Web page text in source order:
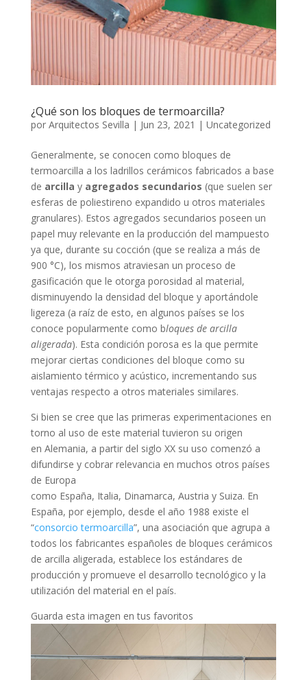
¿Qué son los bloques de termoarcilla?
por Arquitectos Sevilla | Jun 23, 2021 | Uncategorized
Generalmente, se conocen como bloques de
termoarcilla a los ladrillos cerámicos fabricados a base
de arcilla y agregados secundarios (que suelen ser
esferas de poliestireno expandido u otros materiales
granulares). Estos agregados secundarios poseen un
papel muy relevante en la producción del mampuesto
ya que, durante su cocción (que se realiza a más de
900 °C), los mismos atraviesan un proceso de
gasificación que le otorga porosidad al material,
disminuyendo la densidad del bloque y aportándole
ligereza (a raíz de esto, en algunos países se los
conoce popularmente como bloques de arcilla
aligerada). Esta condición porosa es la que permite
mejorar ciertas condiciones del bloque como su
aislamiento térmico y acústico, incrementando sus
ventajas respecto a otros materiales similares.
Si bien se cree que las primeras experimentaciones en
torno al uso de este material tuvieron su origen
en Alemania, a partir del siglo XX su uso comenzó a
difundirse y cobrar relevancia en muchos otros países
de Europa
como España, Italia, Dinamarca, Austria y Suiza. En
España, por ejemplo, desde el año 1988 existe el
“consorcio termoarcilla”, una asociación que agrupa a
todos los fabricantes españoles de bloques cerámicos
de arcilla aligerada, establece los estándares de
producción y promueve el desarrollo tecnológico y la
utilización del material en el país.
Guarda esta imagen en tus favoritos